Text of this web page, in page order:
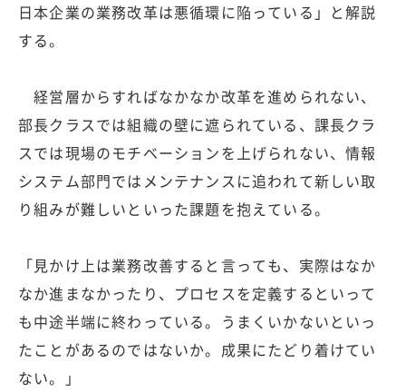
日本企業の業務改革は悪循環に陥っている」と解説
する。
経営層からすればなかなか改革を進められない、
部長クラスでは組織の壁に遮られている、課長クラ
スでは現場のモチベーションを上げられない、情報
システム部門ではメンテナンスに追われて新しい取
り組みが難しいといった課題を抱えている。
「見かけ上は業務改善すると言っても、実際はなか
なか進まなかったり、プロセスを定義するといって
も中途半端に終わっている。うまくいかないといっ
たことがあるのではないか。成果にたどり着けてい
ない。」